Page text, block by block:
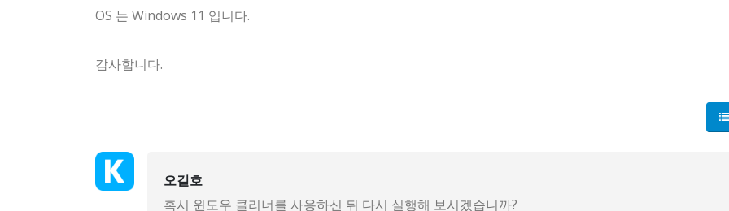
OS 는 Windows 11 입니다.
감사합니다.
오길호
혹시 윈도우 클리너를 사용하신 뒤 다시 실행해 보시겠습니까?